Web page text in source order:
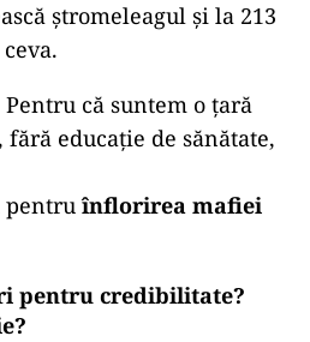
ștromeleagul și la 213
că suntem o țară
educație de sănătate,
pentru înflorirea mafiei
pentru credibilitate?